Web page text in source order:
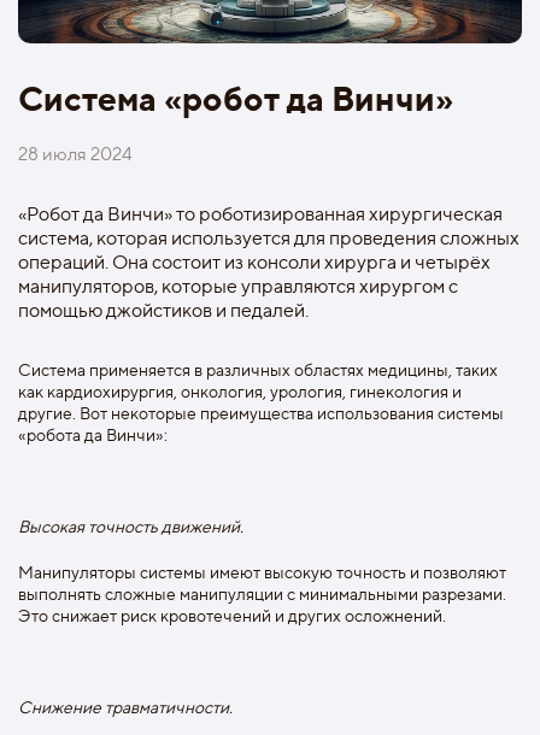
Система «робот да Винчи»
28 июля 2024
«Робот да Винчи» то роботизированная хирургическая
система, которая используется для проведения сложных
операций. Она состоит из консоли хирурга и четырёх
манипуляторов, которые управляются хирургом с
помощью джойстиков и педалей.
Система применяется в различных областях медицины, таких
как кардиохирургия, онкология, урология, гинекология и
другие. Вот некоторые преимущества использования системы
«робота да Винчи»:
Высокая точность движений.
Манипуляторы системы имеют высокую точность и позволяют
выполнять сложные манипуляции с минимальными разрезами.
Это снижает риск кровотечений и других осложнений.
Снижение травматичности.